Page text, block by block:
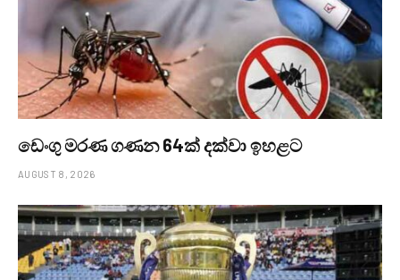
ඩෙංගු මරණ ගණන 64ක් දක්වා ඉහළට
AUGUST 8, 2026